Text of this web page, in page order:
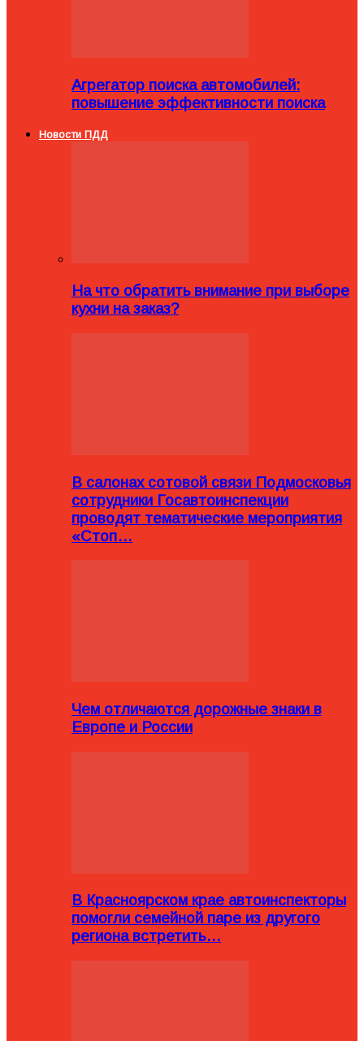
Агрегатор поиска автомобилей:
повышение эффективности поиска
Новости ПДД
На что обратить внимание при выборе
кухни на заказ?
В салонах сотовой связи Подмосковья
сотрудники Госавтоинспекции
проводят тематические мероприятия
«Стоп…
Чем отличаются дорожные знаки в
Европе и России
В Красноярском крае автоинспекторы
помогли семейной паре из другого
региона встретить…